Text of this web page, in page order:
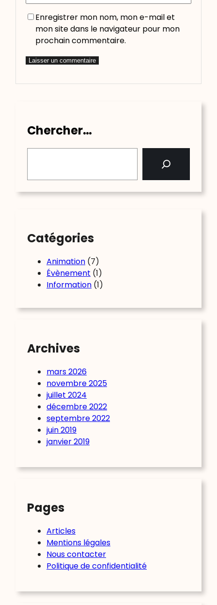
Enregistrer mon nom, mon e-mail et
mon site dans le navigateur pour mon
prochain commentaire.
Chercher…
Catégories
Animation (7)
Évènement (1)
Information (1)
Archives
mars 2026
novembre 2025
juillet 2024
décembre 2022
septembre 2022
juin 2019
janvier 2019
Pages
Articles
Mentions légales
Nous contacter
Politique de confidentialité